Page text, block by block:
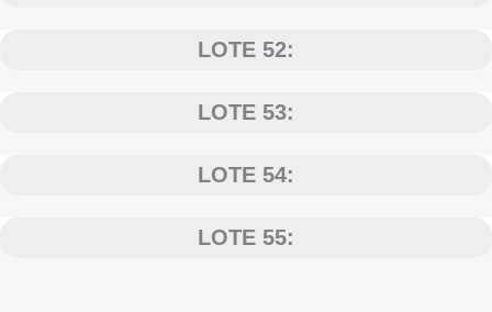
LOTE 52:
LOTE 53:
LOTE 54:
LOTE 55: